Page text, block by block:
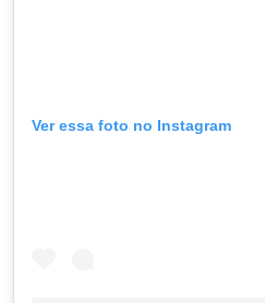
Ver essa foto no Instagram